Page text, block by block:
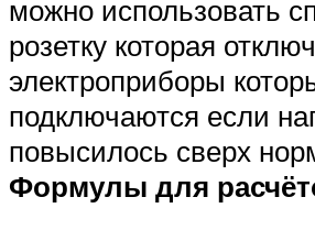
можно использовать
розетку которая
электроприборы
подключаются если
повысилось сверх
Формулы для